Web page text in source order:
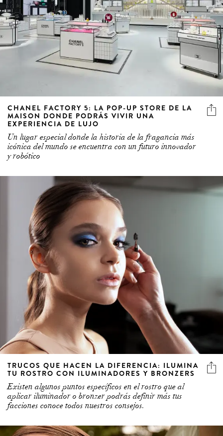
CHANEL FACTORY 5: LA POP-UP STORE DE LA
MAISON DONDE PODRÁS VIVIR UNA
EXPERIENCIA DE LUJO
Un lugar especial donde la historia de la fragancia más
icónica del mundo se encuentra con un futuro innovador
y robótico
TRUCOS QUE HACEN LA DIFERENCIA: ILUMINA
TU ROSTRO CON ILUMINADORES Y BRONZERS
Existen algunos puntos específicos en el rostro que al
aplicar iluminador o bronzer podrás definir más tus
facciones conoce todos nuestros consejos.